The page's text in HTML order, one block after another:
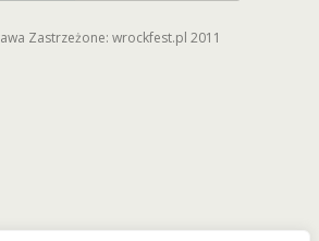
Zastrzeżone: wrockfest.pl 2011